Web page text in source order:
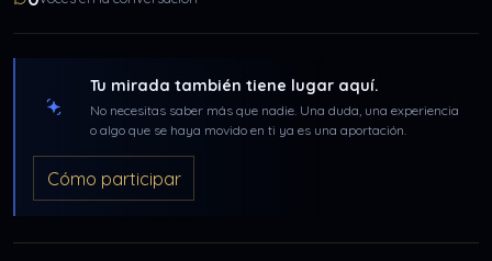
Tu mirada también tiene lugar aquí.
No necesitas saber más que nadie. Una duda, una experiencia
o algo que se haya movido en ti ya es una aportación.
Cómo participar